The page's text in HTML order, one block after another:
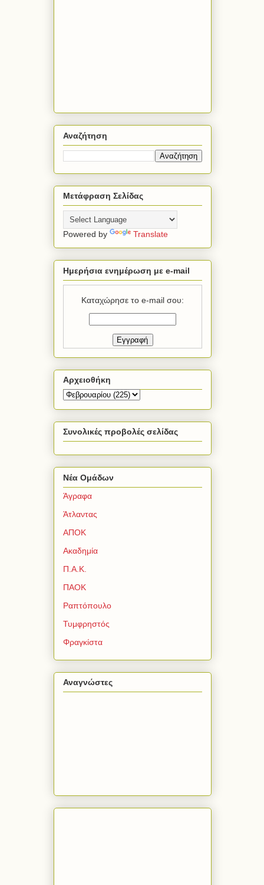
Αναζήτηση
Μετάφραση Σελίδας
Powered by Translate
Ημερήσια ενημέρωση με e-mail
Καταχώρησε το e-mail σου:
Αρχειοθήκη
Συνολικές προβολές σελίδας
Νέα Ομάδων
Άγραφα
Άτλαντας
ΑΠΟΚ
Ακαδημία
Π.Α.Κ.
ΠΑΟΚ
Ραπτόπουλο
Τυμφρηστός
Φραγκίστα
Αναγνώστες